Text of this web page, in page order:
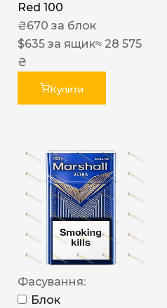
Red 100
₴670 за блок
$635 за ящик≈ 28 575
₴
Купити
Фасування:
Блок